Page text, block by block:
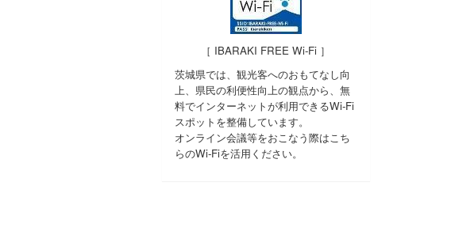
［ IBARAKI FREE Wi-Fi ］
茨城県では、観光客へのおもてなし向
上、県民の利便性向上の観点から、無
料でインターネットが利用できるWi-Fi
スポットを整備しています。
オンライン会議等をおこなう際はこち
らのWi-Fiを活用ください。